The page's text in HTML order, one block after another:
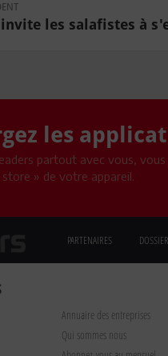
les salafistes à
les
partout avec vous,
» de votre appareil.
PARTENAIRES
Annuaire des entreprises
Qui sommes nous